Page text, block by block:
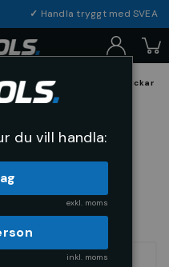
✓ Handla tryggt med
Spännverktyg och Chuckar
SORTERA
du vill handla:
exkl. moms
inkl. moms